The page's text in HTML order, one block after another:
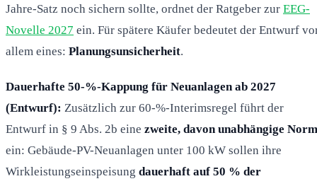
Jahre-Satz noch sichern sollte, ordnet der Ratgeber zur EEG-
Novelle 2027 ein. Für spätere Käufer bedeutet der Entwurf
allem eines: Planungsunsicherheit.
Dauerhafte 50-%-Kappung für Neuanlagen ab 2027
(Entwurf): Zusätzlich zur 60-%-Interimsregel führt der
Entwurf in § 9 Abs. 2b eine zweite, davon unabhängige Norm
ein: Gebäude-PV-Neuanlagen unter 100 kW sollen ihre
Wirkleistungseinspeisung dauerhaft auf 50 % der